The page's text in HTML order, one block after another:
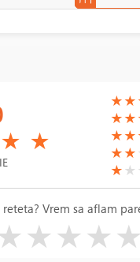
★ ★
(*)
★(*)
★
(*)
★(*)
★
(*)
★(*)
★
(*)
★(*)
★
(*)
★( )
★
Vrem sa aflam
★★★★